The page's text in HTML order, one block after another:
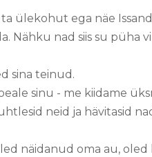
ülekohut ega näe
Nähku nad siis su püha
sina teinud.
sinu - me kiidame
neid ja hävitasid
näidanud oma au,